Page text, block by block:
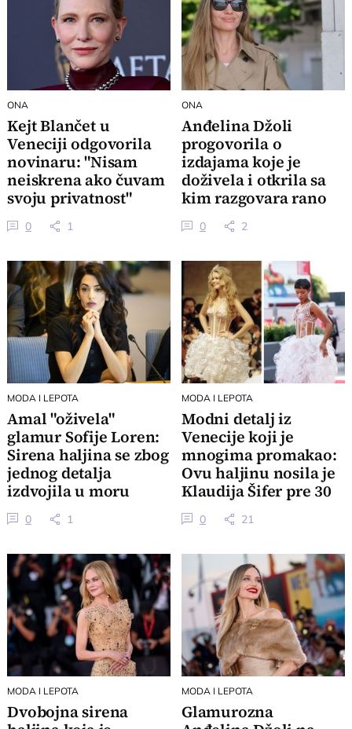
ONA
Kejt Blančet u
Veneciji odgovorila
novinaru: "Nisam
neiskrena ako čuvam
svoju privatnost"
0 1
ONA
Anđelina Džoli
progovorila o
izdajama koje je
doživela i otkrila sa
kim razgovara rano
ujutro
0 2
MODA I LEPOTA
Amal "oživela"
glamur Sofije Loren:
Sirena haljina se zbog
jednog detalja
izdvojila u moru
viđenih izdanja
0 1
MODA I LEPOTA
Modni detalj iz
Venecije koji je
mnogima promakao:
Ovu haljinu nosila je
Klaudija Šifer pre 30
godina
0 21
MODA I LEPOTA
Dvobojna sirena
MODA I LEPOTA
Glamurozna